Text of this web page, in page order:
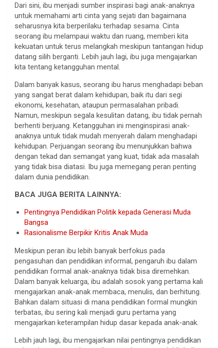
Dari sini, ibu menjadi sumber inspirasi bagi anak-anaknya
untuk memahami arti cinta yang sejati dan bagaimana
seharusnya kita berperilaku terhadap sesama. Cinta
seorang ibu melampaui waktu dan ruang, memberi kita
kekuatan untuk terus melangkah meskipun tantangan hidup
datang silih berganti. Lebih jauh lagi, ibu juga mengajarkan
kita tentang ketangguhan mental.
Dalam banyak kasus, seorang ibu harus menghadapi beban
yang sangat berat dalam kehidupan, baik itu dari segi
ekonomi, kesehatan, ataupun permasalahan pribadi.
Namun, meskipun segala kesulitan datang, ibu tidak pernah
berhenti berjuang. Ketangguhan ini menginspirasi anak-
anaknya untuk tidak mudah menyerah dalam menghadapi
kehidupan. Perjuangan seorang ibu menunjukkan bahwa
dengan tekad dan semangat yang kuat, tidak ada masalah
yang tidak bisa diatasi. Ibu juga memegang peran penting
dalam dunia pendidikan.
BACA JUGA BERITA LAINNYA:
Pentingnya Pendidikan Politik kepada Generasi Muda
Bangsa
Rasionalisme Berpikir Kritis Anak Muda
Meskipun peran ibu lebih banyak berfokus pada
pengasuhan dan pendidikan informal, pengaruh ibu dalam
pendidikan formal anak-anaknya tidak bisa diremehkan.
Dalam banyak keluarga, ibu adalah sosok yang pertama kali
mengajarkan anak-anak membaca, menulis, dan berhitung.
Bahkan dalam situasi di mana pendidikan formal mungkin
terbatas, ibu sering kali menjadi guru pertama yang
mengajarkan keterampilan hidup dasar kepada anak-anak.
Lebih jauh lagi, ibu mengajarkan nilai pentingnya pendidikan